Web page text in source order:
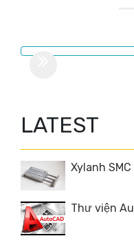
LATEST
Xylanh
Thư viện